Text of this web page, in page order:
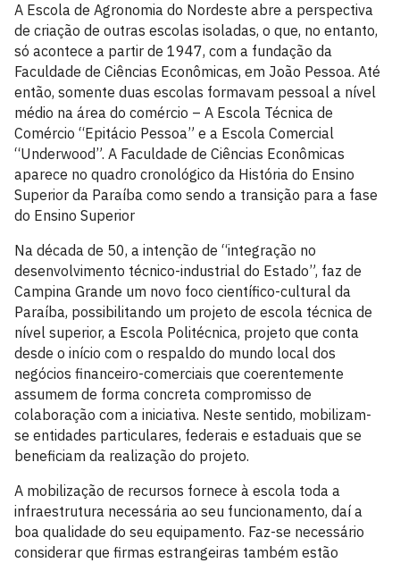
A Escola de Agronomia do Nordeste abre a perspectiva
de criação de outras escolas isoladas, o que, no entanto,
só acontece a partir de 1947, com a fundação da
Faculdade de Ciências Econômicas, em João Pessoa. Até
então, somente duas escolas formavam pessoal a nível
médio na área do comércio – A Escola Técnica de
Comércio “Epitácio Pessoa” e a Escola Comercial
“Underwood”. A Faculdade de Ciências Econômicas
aparece no quadro cronológico da História do Ensino
Superior da Paraíba como sendo a transição para a fase
do Ensino Superior
Na década de 50, a intenção de “integração no
desenvolvimento técnico-industrial do Estado”, faz de
Campina Grande um novo foco científico-cultural da
Paraíba, possibilitando um projeto de escola técnica de
nível superior, a Escola Politécnica, projeto que conta
desde o início com o respaldo do mundo local dos
negócios financeiro-comerciais que coerentemente
assumem de forma concreta compromisso de
colaboração com a iniciativa. Neste sentido, mobilizam-
se entidades particulares, federais e estaduais que se
beneficiam da realização do projeto.
A mobilização de recursos fornece à escola toda a
infraestrutura necessária ao seu funcionamento, daí a
boa qualidade do seu equipamento. Faz-se necessário
considerar que firmas estrangeiras também estão